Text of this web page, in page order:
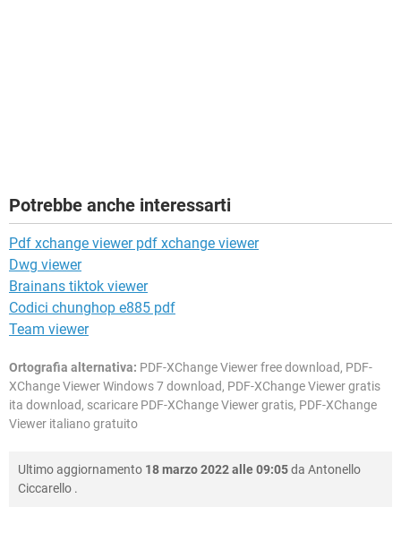
Potrebbe anche interessarti
Pdf xchange viewer pdf xchange viewer
Dwg viewer
Brainans tiktok viewer
Codici chunghop e885 pdf
Team viewer
Ortografia alternativa: PDF-XChange Viewer free download, PDF-
XChange Viewer Windows 7 download, PDF-XChange Viewer gratis
ita download, scaricare PDF-XChange Viewer gratis, PDF-XChange
Viewer italiano gratuito
Ultimo aggiornamento 18 marzo 2022 alle 09:05da Antonello
Ciccarello .